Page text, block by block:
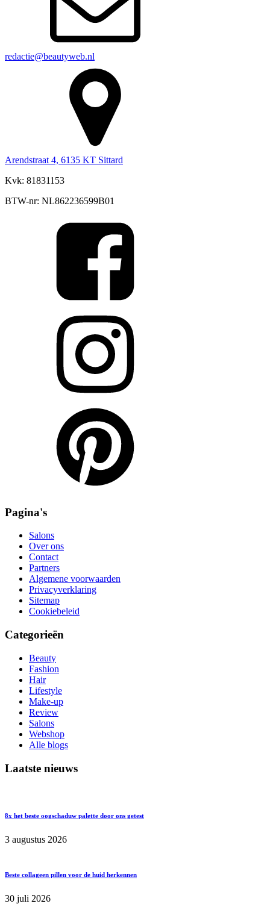
redactie@beautyweb.nl
Arendstraat 4, 6135 KT Sittard
Kvk: 81831153
BTW-nr: NL862236599B01
Pagina's
Salons
Over ons
Contact
Partners
Algemene voorwaarden
Privacyverklaring
Sitemap
Cookiebeleid
Categorieën
Beauty
Fashion
Hair
Lifestyle
Make-up
Review
Salons
Webshop
Alle blogs
Laatste nieuws
8x het beste oogschaduw palette door ons getest
3 augustus 2026
Beste collageen pillen voor de huid herkennen
30 juli 2026